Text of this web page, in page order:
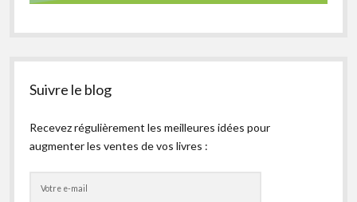
Suivre le blog
Recevez régulièrement les meilleures idées pour
augmenter les ventes de vos livres :